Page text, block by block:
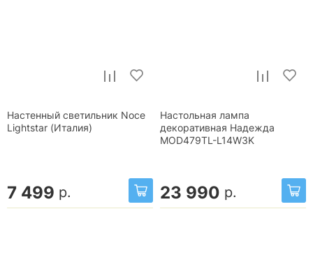
Настенный светильник Noce
Lightstar (Италия)
7 499 р.
Настольная лампа
декоративная Надежда
MOD479TL-L14W3K
23 990 р.